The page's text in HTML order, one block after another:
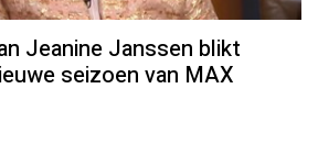
Jeanine Janssen blikt
seizoen van MAX